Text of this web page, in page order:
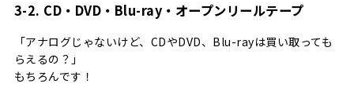
3-2. CD・DVD・Blu-ray・オープンリールテープ
「アナログじゃないけど、CDやDVD、Blu-rayは買い取っても
らえるの？」
もちろんです！